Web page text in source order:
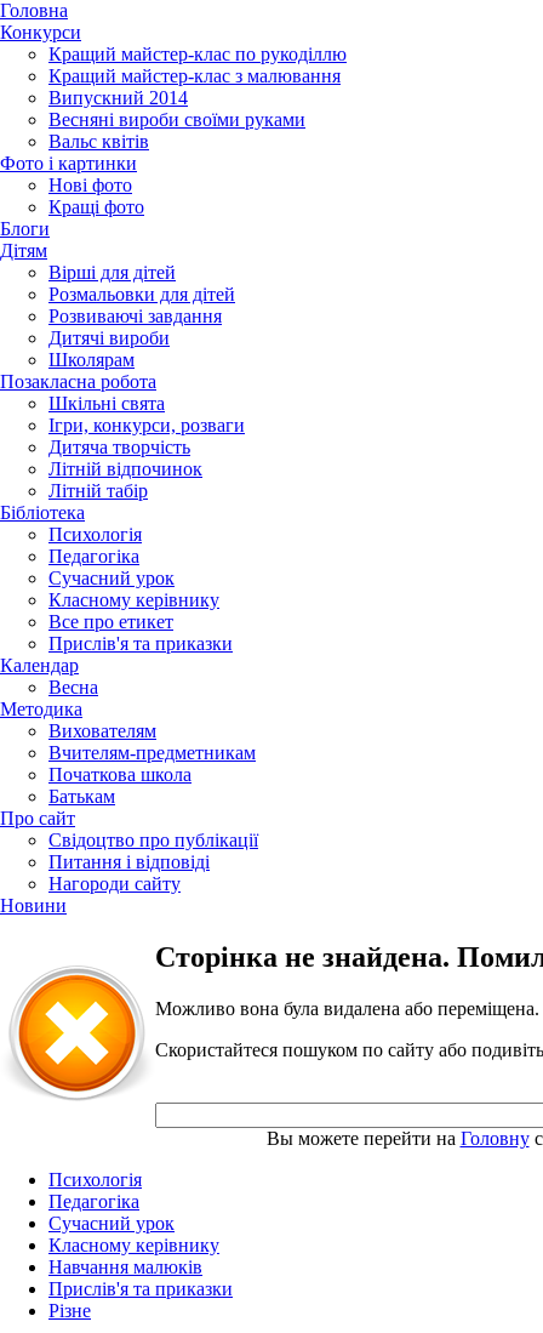
Головна
Конкурси
Кращий майстер-клас по рукоділлю
Кращий майстер-клас з малювання
Випускний 2014
Весняні вироби своїми руками
Вальс квітів
Фото і картинки
Нові фото
Кращі фото
Блоги
Дітям
Вірші для дітей
Розмальовки для дітей
Розвиваючі завдання
Дитячі вироби
Школярам
Позакласна робота
Шкільні свята
Ігри, конкурси, розваги
Дитяча творчість
Літній відпочинок
Літній табір
Бібліотека
Психологія
Педагогіка
Сучасний урок
Класному керівнику
Все про етикет
Прислів'я та приказки
Календар
Весна
Методика
Вихователям
Вчителям-предметникам
Початкова школа
Батькам
Про сайт
Свідоцтво про публікації
Питання і відповіді
Нагороди сайту
Новини
Сторінка не знайдена.
Можливо вона була видалена або переміщена.
Скористайтеся пошуком по сайту або
Вы можете перейти на Головну
Психологія
Педагогіка
Сучасний урок
Класному керівнику
Навчання малюків
Прислів'я та приказки
Різне